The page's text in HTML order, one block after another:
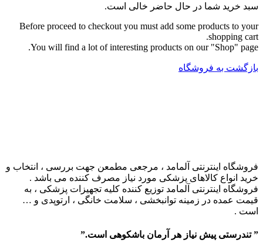
سبد خرید شما در حال حاضر خالی است.
Before proceed to checkout you must add some products to your
shopping cart.
You will find a lot of interesting products on our "Shop" page.
بازگشت به فروشگاه
فروشگاه اینترنتی آلمامد ، مرجعی مطمعن جهت بررسی ، انتخاب و
خرید انواع کالاهای پزشکی مورد نیاز مصرف کننده می باشد .
فروشگاه اینترنتی آلمامد توزیع کننده کلیه تجهیزات پزشکی ، به
قیمت عمده در زمینه توانبخشی ، سلامت خانگی ، ارتوپدی و …
است .
” تندرستی پیش نیاز هر آرمان باشکوهی است.”